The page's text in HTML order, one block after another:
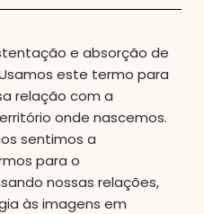
e absorção de
este termo para
relação com a
onde nascemos.
sentimos a
para o
nossas relações,
às imagens em